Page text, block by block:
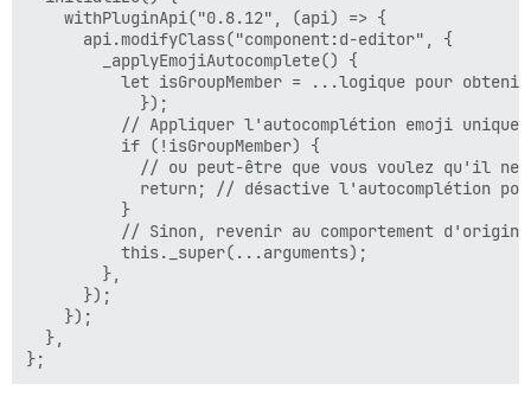
    withPluginApi("0.8.12", (api) => {
      api.modifyClass("component:d-editor", {
        _applyEmojiAutocomplete() {
let isGroupMember = ...logique pour
            });
// Appliquer l'autocomplétion emoji
          if (!isGroupMember) {
// ou peut-être que vous voulez qu'il
return; // désactive l'autocomplétion
          }
          // Sinon, revenir au comportement d'origine
          this._super(...arguments);
        },
      });
    });
  },